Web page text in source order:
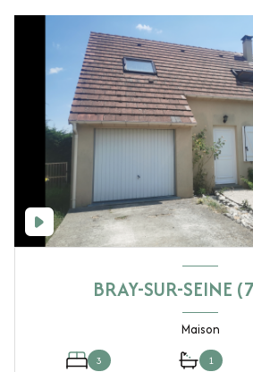
BRAY-SUR-SEINE
Maison
3 1